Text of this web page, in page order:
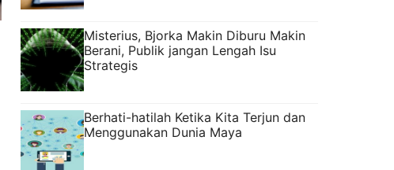
Misterius, Bjorka Makin Diburu Makin
Berani, Publik jangan Lengah Isu
Strategis
Berhati-hatilah Ketika Kita Terjun dan
Menggunakan Dunia Maya